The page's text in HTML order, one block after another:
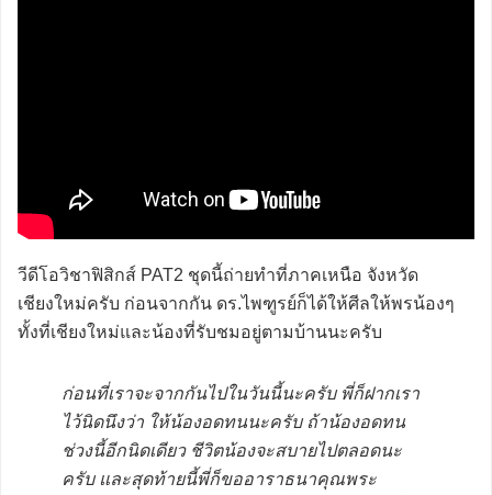
วีดีโอวิชาฟิสิกส์ PAT2 ชุดนี้ถ่ายทำที่ภาคเหนือ จังหวัด
เชียงใหม่ครับ ก่อนจากกัน ดร.ไพฑูรย์ก็ได้ให้ศีลให้พรน้องๆ
ทั้งที่เชียงใหม่และน้องที่รับชมอยู่ตามบ้านนะครับ
ก่อนที่เราจะจากกันไปในวันนี้นะครับ พี่ก็ฝากเรา
ไว้นิดนึงว่า ให้น้องอดทนนะครับ ถ้าน้องอดทน
ช่วงนี้อีกนิดเดียว ชีวิตน้องจะสบายไปตลอดนะ
ครับ และสุดท้ายนี้พี่ก็ขออาราธนาคุณพระ